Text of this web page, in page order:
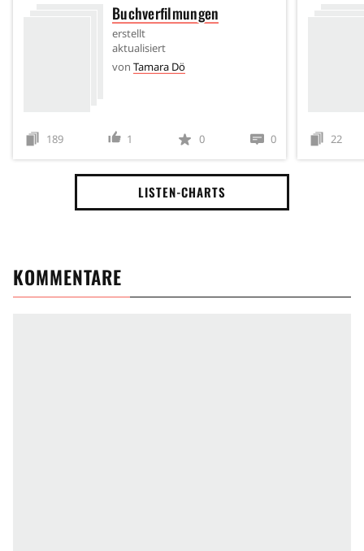
Buchverfilmungen
erstellt
aktualisiert
von Tamara Dö
189 1 0 0 22
LISTEN-CHARTS
KOMMENTARE